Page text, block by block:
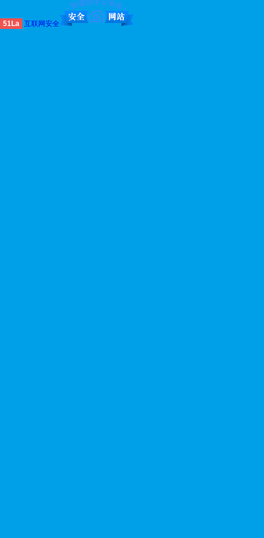
51La 互联网安全